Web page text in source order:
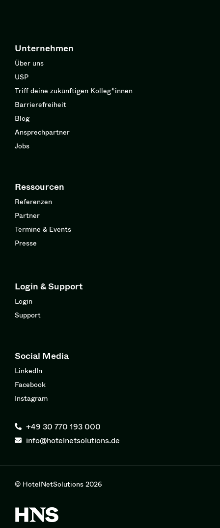
Unternehmen
Über uns
USP
Triff deine zukünftigen Kolleg*innen
Barrierefreiheit
Blog
Ansprechpartner
Jobs
Ressourcen
Referenzen
Partner
Termine & Events
Presse
Login & Support
Login
Support
Social Media
LinkedIn
Facebook
Instagram
+49 30 770 193 000
info@hotelnetsolutions.de
© HotelNetSolutions 2026